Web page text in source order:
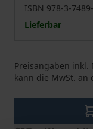
ISBN 978-3-
Lieferbar
Preisangaben inkl.
kann die MwSt. an